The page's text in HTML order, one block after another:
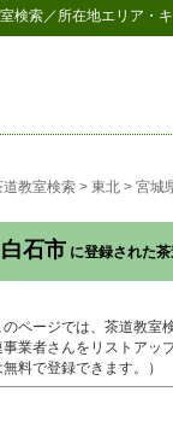
検索／所在地エリア・
道教室検索 > 東北 > 宮城
白石市 に登録された
のページでは、茶道教室
事業者さんをリストアッ
無料で登録できます。）